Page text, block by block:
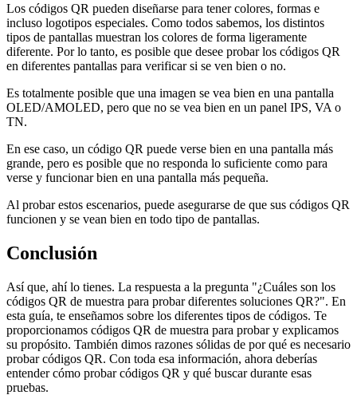
Los códigos QR pueden diseñarse para tener colores, formas e
incluso logotipos especiales. Como todos sabemos, los distintos
tipos de pantallas muestran los colores de forma ligeramente
diferente. Por lo tanto, es posible que desee probar los códigos QR
en diferentes pantallas para verificar si se ven bien o no.
Es totalmente posible que una imagen se vea bien en una pantalla
OLED/AMOLED, pero que no se vea bien en un panel IPS, VA o
TN.
En ese caso, un código QR puede verse bien en una pantalla más
grande, pero es posible que no responda lo suficiente como para
verse y funcionar bien en una pantalla más pequeña.
Al probar estos escenarios, puede asegurarse de que sus códigos QR
funcionen y se vean bien en todo tipo de pantallas.
Conclusión
Así que, ahí lo tienes. La respuesta a la pregunta "¿Cuáles son los
códigos QR de muestra para probar diferentes soluciones QR?". En
esta guía, te enseñamos sobre los diferentes tipos de códigos. Te
proporcionamos códigos QR de muestra para probar y explicamos
su propósito. También dimos razones sólidas de por qué es necesario
probar códigos QR. Con toda esa información, ahora deberías
entender cómo probar códigos QR y qué buscar durante esas
pruebas.